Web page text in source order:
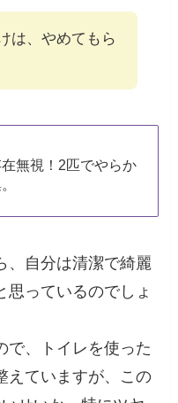
は、やめてもら
在無視！2匹でやらか
、自分は清潔で綺麗
思っているのでしょ
で、トイレを使った
えていますが、この